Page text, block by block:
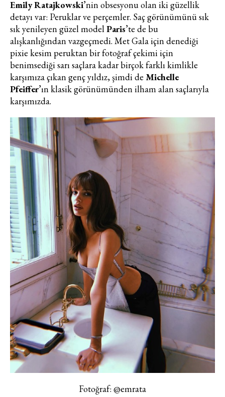
Emily Ratajkowski’nin obsesyonu olan iki güzellik
detayı var: Peruklar ve perçemler. Saç görünümünü sık
sık yenileyen güzel modelParis’te de bu
alışkanlığından vazgeçmedi. Met Galaiçin denediği
pixie kesim peruktan bir fotoğraf çekimi için
benimsediği sarı saçlara kadar birçok farklı kimlikle
karşımıza çıkan genç yıldız, şimdi de Michelle
Pfeiffer’ın klasik görünümünden ilham alan saçlarıyla
karşımızda.
Fotoğraf: @emrata